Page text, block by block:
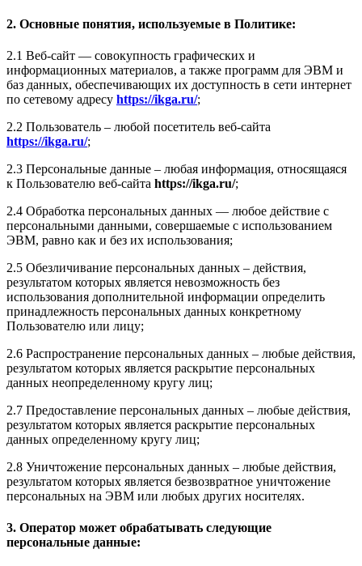
2. Основные понятия, используемые в Политике:
2.1 Веб-сайт — совокупность графических и
информационных материалов, а также программ для ЭВМ и
баз данных, обеспечивающих их доступность в сети интернет
по сетевому адресу https://ikga.ru/;
2.2 Пользователь – любой посетитель веб-сайта
https://ikga.ru/;
2.3 Персональные данные – любая информация, относящаяся
к Пользователю веб-сайта https://ikga.ru/;
2.4 Обработка персональных данных — любое действие с
персональными данными, совершаемые с использованием
ЭВМ, равно как и без их использования;
2.5 Обезличивание персональных данных – действия,
результатом которых является невозможность без
использования дополнительной информации определить
принадлежность персональных данных конкретному
Пользователю или лицу;
2.6 Распространение персональных данных – любые действия,
результатом которых является раскрытие персональных
данных неопределенному кругу лиц;
2.7 Предоставление персональных данных – любые действия,
результатом которых является раскрытие персональных
данных определенному кругу лиц;
2.8 Уничтожение персональных данных – любые действия,
результатом которых является безвозвратное уничтожение
персональных на ЭВМ или любых других носителях.
3. Оператор может обрабатывать следующие
персональные данные: